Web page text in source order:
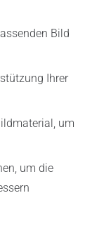
Bild
Ihrer
um
um die